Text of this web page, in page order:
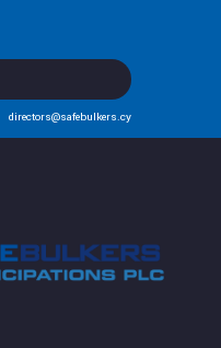
directors@safebulkers.cy